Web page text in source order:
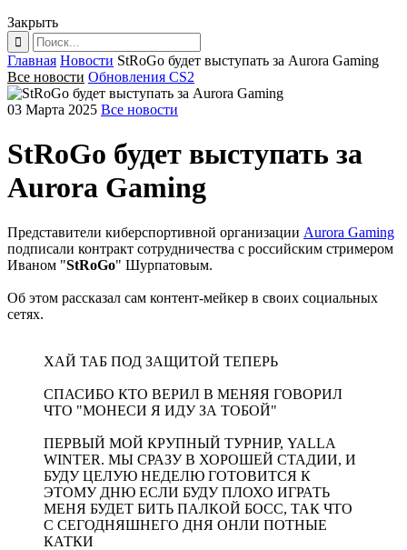
Закрыть
Главная Новости StRoGo будет выступать за Aurora Gaming
Все новости Обновления CS2
03 Марта 2025 Все новости
StRoGo будет выступать за
Aurora Gaming
Представители киберспортивной организации Aurora Gaming
подписали контракт сотрудничества с российским стримером
Иваном "StRoGo" Шурпатовым.
Об этом рассказал сам контент-мейкер в своих социальных
сетях.
ХАЙ ТАБ ПОД ЗАЩИТОЙ ТЕПЕРЬ
СПАСИБО КТО ВЕРИЛ В МЕНЯЯ ГОВОРИЛ
ЧТО "МОНЕСИ Я ИДУ ЗА ТОБОЙ"
ПЕРВЫЙ МОЙ КРУПНЫЙ ТУРНИР, YALLA
WINTER. МЫ СРАЗУ В ХОРОШЕЙ СТАДИИ, И
БУДУ ЦЕЛУЮ НЕДЕЛЮ ГОТОВИТСЯ К
ЭТОМУ ДНЮ ЕСЛИ БУДУ ПЛОХО ИГРАТЬ
МЕНЯ БУДЕТ БИТЬ ПАЛКОЙ БОСС, ТАК ЧТО
С СЕГОДНЯШНЕГО ДНЯ ОНЛИ ПОТНЫЕ
КАТКИ